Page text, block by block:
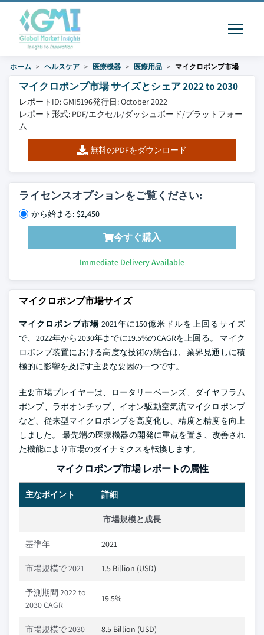
ホーム ヘルスケア 医療機器 医療用品 マイクロポンプ市場
マイクロポンプ市場 サイズとシェア 2022 to 2030
レポートID: GMI5196発行日: October 2022
レポート形式: PDF/エクセル/ダッシュボード/プラットフォー
ム
無料のPDFをダウンロード
ライセンスオプションをご覧ください:
から始まる: $2,450
今すぐ購入
Immediate Delivery Available
マイクロポンプ市場サイズ
マイクロポンプ市場2021年に150億米ドルを上回るサイズ
で、2022年から2030年までに19.5%のCAGRを上回る。 マイク
ロポンプ装置における高度な技術の統合は、業界見通しに積
極的に影響を及ぼす主要な要因の一つです。
主要市場プレイヤーは、ロータリーベーンズ、ダイヤフラム
ポンプ、ラボオンチップ、イオン駆動空気流マイクロポンプ
など、従来型マイクロポンプを高度化し、精度と精度を向上
しました。 最先端の医療機器の開発に重点を置き、改善され
た機能により市場のダイナミクスを転換します。
マイクロポンプ市場 レポートの属性
主なポイント 詳細
市場規模と成長
基準年 2021
市場規模で 2021 1.5 Billion (USD)
予測期間 2022 to
2030 CAGR
19.5%
市場規模で 2030 8.5 Billion (USD)